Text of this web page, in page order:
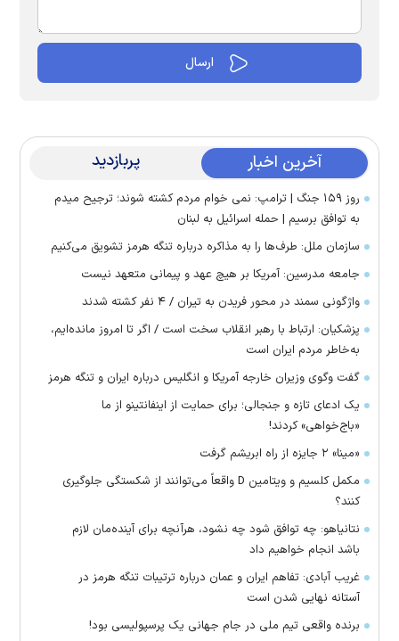
آخرین اخبار پربازدید
روز ۱۵۹ جنگ | ترامپ: نمی خوام مردم کشته شوند؛ ترجیح میدم
به توافق برسیم | حمله اسرائیل به لبنان
سازمان ملل: طرف‌ها را به مذاکره درباره تنگه هرمز تشویق می‌کنیم
جامعه مدرسین: آمریکا بر هیچ عهد و پیمانی متعهد نیست
واژگونی سمند در محور فریدن به تیران / ۴ نفر کشته شدند
پزشکیان: ارتباط با رهبر انقلاب سخت است / اگر تا امروز مانده‌ایم،
به‌خاطر مردم ایران است
گفت وگوی وزیران خارجه آمریکا و انگلیس درباره ایران و تنگه هرمز
یک ادعای تازه و جنجالی؛ برای حمایت از اینفانتینو از ما
«باج‌خواهی» کردند!
«مینا» ۲ جایزه از راه ابریشم گرفت
مکمل کلسیم و ویتامین D واقعاً می‌توانند از شکستگی جلوگیری
کنند؟
نتانیاهو: چه توافق شود چه نشود، هرآنچه برای آینده‌مان لازم
باشد انجام خواهیم داد
غریب آبادی: تفاهم ایران و عمان درباره ترتیبات تنگه هرمز در
آستانه نهایی شدن است
برنده واقعی تیم ملی در جام جهانی یک پرسپولیسی بود!